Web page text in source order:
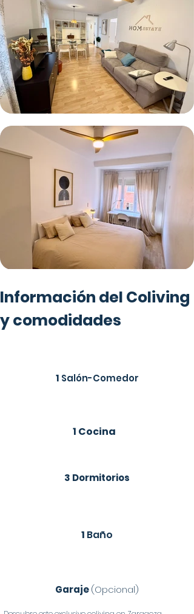
Información del Coliving
y comodidades
1 Salón-Comedor
1 Cocina
3 Dormitorios
1 Baño
Garaje(Opcional)